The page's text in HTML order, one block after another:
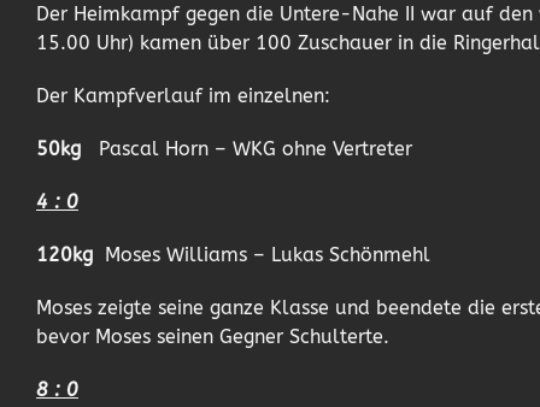
Der Heimkampf gegen die Untere-Nahe II war auf
15.00 Uhr) kamen über 100 Zuschauer in die
Der Kampfverlauf im einzelnen:
50kg Pascal Horn – WKG ohne Vertreter
4 : 0
120kg Moses Williams – Lukas Schönmehl
Moses zeigte seine ganze Klasse und beendete die
bevor Moses seinen Gegner Schulterte.
8 : 0